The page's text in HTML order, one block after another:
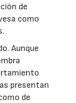
de
como
Aunque
presentan
de